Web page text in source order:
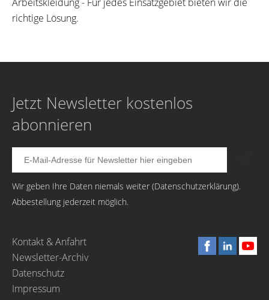
richtige Lösung.
Jetzt Newsletter kostenlos
abonnieren
Wir geben Ihre Daten niemals weiter (Datenschutzerklärung).
Abbestellung jederzeit möglich.
Kontakt & Anfahrt
Newsletter-Archiv
Datenschutz
Impressum